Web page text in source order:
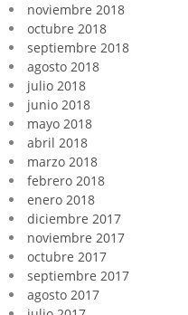
noviembre 2018
octubre 2018
septiembre 2018
agosto 2018
julio 2018
junio 2018
mayo 2018
abril 2018
marzo 2018
febrero 2018
enero 2018
diciembre 2017
noviembre 2017
octubre 2017
septiembre 2017
agosto 2017